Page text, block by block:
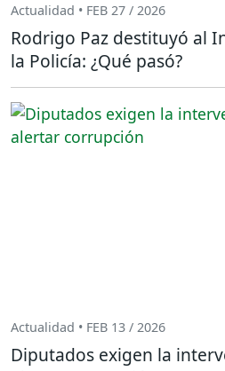
Actualidad • FEB 27 / 2026
Rodrigo Paz destituyó al
la Policía: ¿Qué pasó?
Actualidad • FEB 13 / 2026
Diputados exigen la